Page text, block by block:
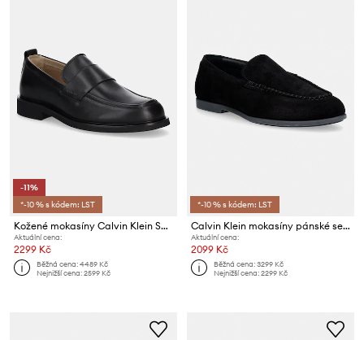
-11%
*-10 % s kódem: LST
Kožené mokasíny Calvin Klein SQ RUBBER LOAFER
Aktuální cena:
2299 Kč
Běžná cena:4489 Kč
Nejnižší cena:2599 Kč
*-10 % s kódem: LST
Calvin Klein mokasíny pánské semišové LOW PROF LOAFER SU
Aktuální cena:
2099 Kč
Běžná cena:3299 Kč
Nejnižší cena:2299 Kč